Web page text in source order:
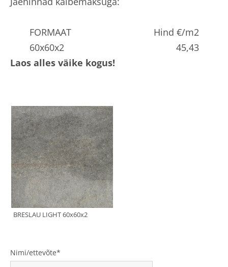
FORMAAT
Hind €/m2
60x60x2
45,43
Laos alles väike kogus!
Nimi/ettevõte